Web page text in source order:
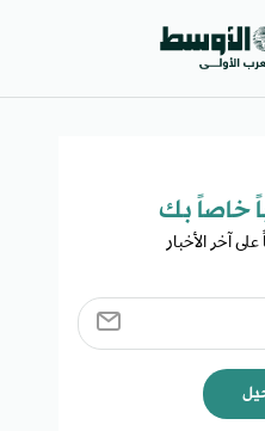
خاصاً بك​
آخر الأخبار